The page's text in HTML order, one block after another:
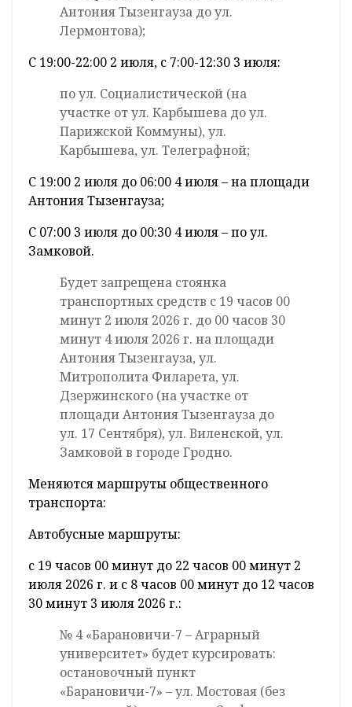
Антония Тызенгауза до ул.
Лермонтова);
С 19:00-22:00 2 июля, с 7:00-12:30 3 июля:
по ул. Социалистической (на
участке от ул. Карбышева до ул.
Парижской Коммуны), ул.
Карбышева, ул. Телеграфной;
С 19:00 2 июля до 06:00 4 июля – на площади
Антония Тызенгауза;
С 07:00 3 июля до 00:30 4 июля – по ул.
Замковой.
Будет запрещена стоянка
транспортных средств с 19 часов 00
минут 2 июля 2026 г. до 00 часов 30
минут 4 июля 2026 г. на площади
Антония Тызенгауза, ул.
Митрополита Филарета, ул.
Дзержинского (на участке от
площади Антония Тызенгауза до
ул. 17 Сентября), ул. Виленской, ул.
Замковой в городе Гродно.
Меняются маршруты общественного
транспорта:
Автобусные маршруты:
с 19 часов 00 минут до 22 часов 00 минут 2
июля 2026 г. и с 8 часов 00 минут до 12 часов
30 минут 3 июля 2026 г.:
№ 4 «Барановичи-7 – Аграрный
университет» будет курсировать:
остановочный пункт
«Барановичи-7» – ул. Мостовая (без